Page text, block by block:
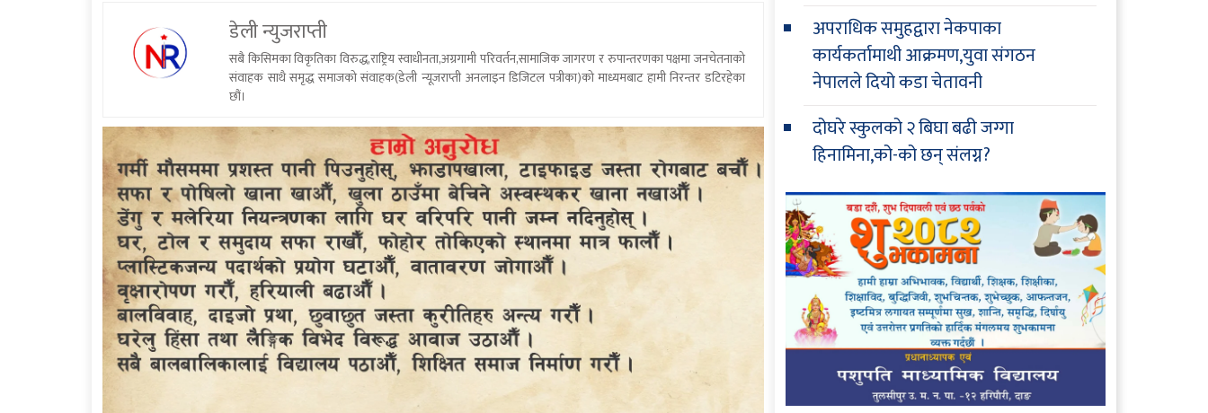
डेली न्युजराप्ती
सबै किसिमका विकृतिका विरुद्ध,राष्ट्रिय स्वाधीनता,अग्रगामी परिवर्तन,सामाजिक जागरण र रुपान्तरणका पक्षमा जनचेतनाको
संवाहक साथै समृद्ध समाजको संवाहक(डेली न्यूजराप्ती अनलाइन डिजिटल पत्रीका)को माध्यमबाट हामी निरन्तर डटिरहेका
छौं।
अपराधिक समुहद्वारा नेकपाका
कार्यकर्तामाथी आक्रमण,युवा संगठन
नेपालले दियो कडा चेतावनी
दोघरे स्कुलको २ बिघा बढी जग्गा
हिनामिना,को-को छन् संलग्न?